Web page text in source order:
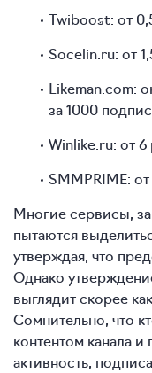
Twiboost: от
Socelin.ru: от
Likeman.com:
за 1000
Winlike.ru: от 6
SMMPRIME:
Многие сервисы,
пытаются
утверждая, что
Однако
выглядит скорее
Сомнительно, что
контентом канала и
активность,